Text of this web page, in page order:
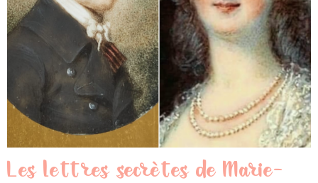
Les lettres secrètes de Marie-